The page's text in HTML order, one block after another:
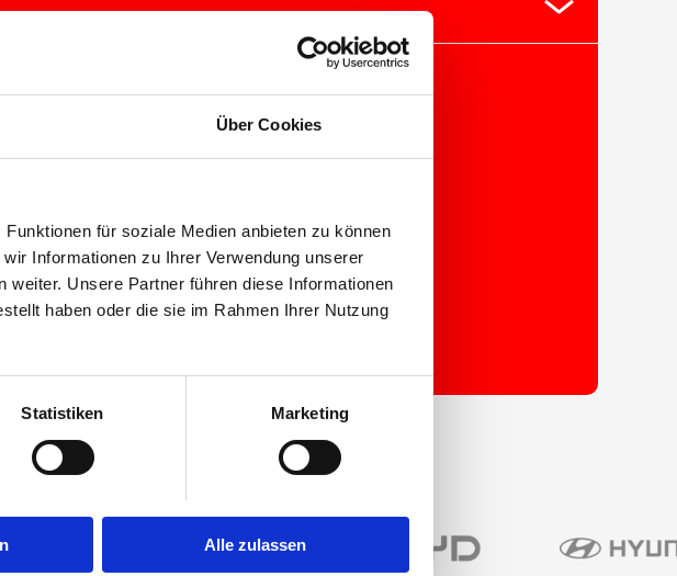
Über Cookies
für soziale Medien anbieten zu können
Informationen zu Ihrer Verwendung unserer
Unsere Partner führen diese Informationen
haben oder die sie im Rahmen Ihrer Nutzung
Statistiken Marketing
Alle zulassen
Leitung
ANFRAGE STARTEN